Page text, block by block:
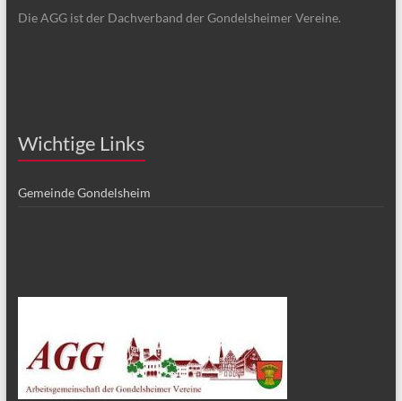
Die AGG ist der Dachverband der Gondelsheimer Vereine.
Wichtige Links
Gemeinde Gondelsheim